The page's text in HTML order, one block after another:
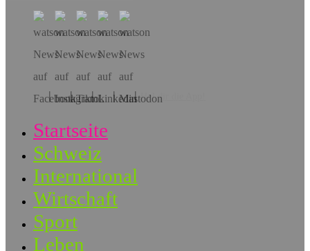
Hol dir die App!
Startseite
Schweiz
International
Wirtschaft
Sport
Leben